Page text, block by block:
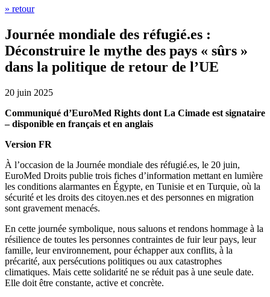
» retour
Journée mondiale des réfugié.es :
Déconstruire le mythe des pays « sûrs »
dans la politique de retour de l’UE
20 juin 2025
Communiqué d’EuroMed Rights dont La Cimade est signataire
– disponible en français et en anglais
Version FR
À l’occasion de la Journée mondiale des réfugié.es, le 20 juin,
EuroMed Droits publie trois fiches d’information mettant en lumière
les conditions alarmantes en Égypte, en Tunisie et en Turquie, où la
sécurité et les droits des citoyen.nes et des personnes en migration
sont gravement menacés.
En cette journée symbolique, nous saluons et rendons hommage à la
résilience de toutes les personnes contraintes de fuir leur pays, leur
famille, leur environnement, pour échapper aux conflits, à la
précarité, aux persécutions politiques ou aux catastrophes
climatiques. Mais cette solidarité ne se réduit pas à une seule date.
Elle doit être constante, active et concrète.